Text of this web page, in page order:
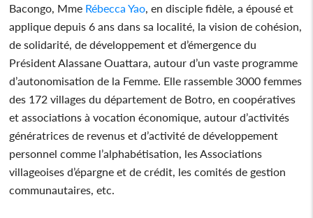
Bacongo, Mme Rébecca Yao, en disciple fidèle, a épousé et
applique depuis 6 ans dans sa localité, la vision de cohésion,
de solidarité, de développement et d’émergence du
Président Alassane Ouattara, autour d’un vaste programme
d’autonomisation de la Femme. Elle rassemble 3000 femmes
des 172 villages du département de Botro, en coopératives
et associations à vocation économique, autour d’activités
génératrices de revenus et d’activité de développement
personnel comme l’alphabétisation, les Associations
villageoises d’épargne et de crédit, les comités de gestion
communautaires, etc.